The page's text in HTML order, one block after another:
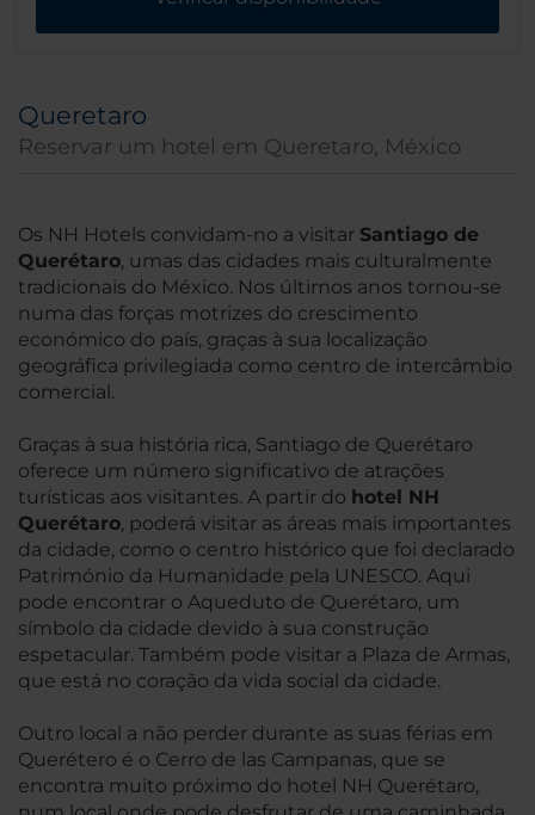
Queretaro
Reservar um hotel em Queretaro, México
Os NH Hotels convidam-no a visitar Santiago de
Querétaro, umas das cidades mais culturalmente
tradicionais do México. Nos últimos anos tornou-se
numa das forças motrizes do crescimento
económico do país, graças à sua localização
geográfica privilegiada como centro de intercâmbio
comercial.
Graças à sua história rica, Santiago de Querétaro
oferece um número significativo de atrações
turísticas aos visitantes. A partir do hotel NH
Querétaro, poderá visitar as áreas mais importantes
da cidade, como o centro histórico que foi declarado
Património da Humanidade pela UNESCO. Aqui
pode encontrar o Aqueduto de Querétaro, um
símbolo da cidade devido à sua construção
espetacular. Também pode visitar a Plaza de Armas,
que está no coração da vida social da cidade.
Outro local a não perder durante as suas férias em
Querétero é o Cerro de las Campanas, que se
encontra muito próximo do hotel NH Querétaro,